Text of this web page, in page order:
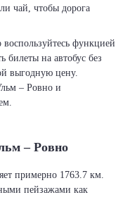
чай, чтобы дорога
функцией
билеты на автобус без
выгодную цену.
– Ровно и
– Ровно
примерно 1763.7 км.
пейзажами как